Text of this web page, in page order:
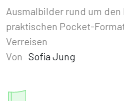
Ausmalbilder rund um den
praktischen Pocket-
Verreisen
Von Sofia Jung